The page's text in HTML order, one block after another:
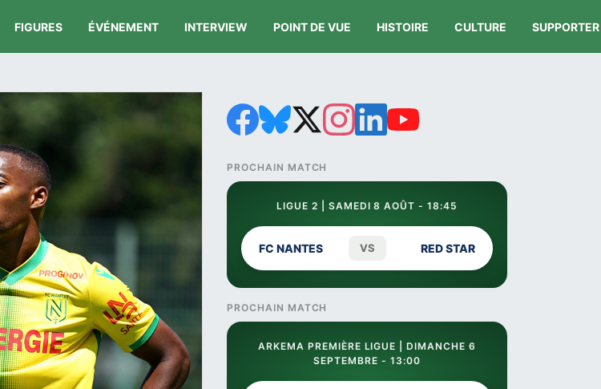
FIGURES ÉVÉNEMENT INTERVIEW POINT DE VUE HISTOIRE CULTURE SUPPORTER
PROCHAIN MATCH
LIGUE 2 | SAMEDI 8 AOÛT - 18:45
FC NANTES VS RED STAR
PROCHAIN MATCH
ARKEMA PREMIÈRE LIGUE | DIMANCHE 6
SEPTEMBRE - 13:00